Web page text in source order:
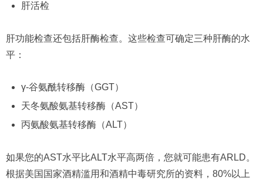
肝活检
肝功能检查还包括肝酶检查。这些检查可确定三种肝酶的水
平：
γ-谷氨酰转移酶（GGT）
天冬氨酸氨基转移酶（AST）
丙氨酸氨基转移酶（ALT）
如果您的AST水平比ALT水平高两倍，您就可能患有ARLD。
根据美国国家酒精滥用和酒精中毒研究所的资料，80%以上